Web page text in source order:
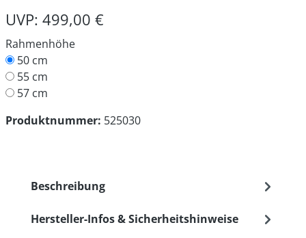
UVP: 499,00 €
Rahmenhöhe
50 cm
55 cm
57 cm
Produktnummer: 525030
Beschreibung
Hersteller-Infos & Sicherheitshinweise